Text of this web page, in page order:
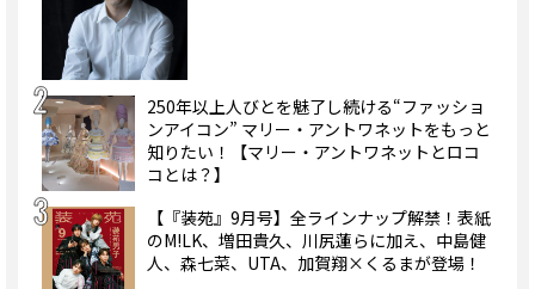
250年以上人びとを魅了し続ける“ファッショ
ンアイコン” マリー・アントワネットをもっと
知りたい！【マリー・アントワネットとロコ
コとは？】
【『装苑』9月号】全ラインナップ解禁！表紙
のM!LK、増田貴久、川尻蓮らに加え、中島健
人、森七菜、UTA、加賀翔×くるまが登場！